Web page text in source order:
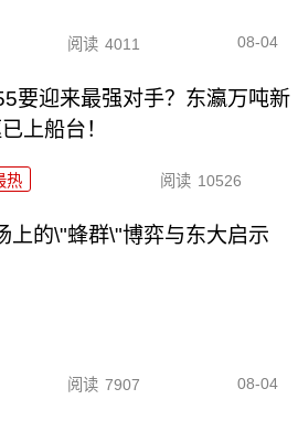
阅读 4011 08-04
要迎来最强对手？东瀛万吨新
上船台！
热 阅读 10526
上的\"蜂群\"博弈与东大启示
阅读 7907 08-04